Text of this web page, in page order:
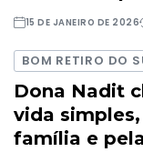
15 DE JANEIRO DE 2026
BOM RETIRO DO
Dona Nadit
vida
família e